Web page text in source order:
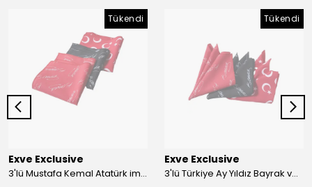
Tükendi
Exve Exclusive
3'lü Mustafa Kemal Atatürk imzalı ve Türkiye Ay Yıldız Bayraklı Kadın Fular Seti
Tükendi
Exve Exclusive
3'lü Türkiye Ay Yıldız Bayrak ve Mustafa Kemal Atatürk imzalı Kırmızı Siyah Yaka Mendili Seti